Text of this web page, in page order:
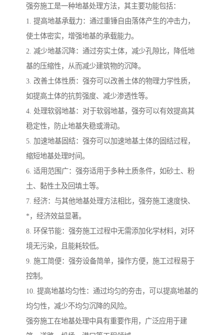
强夯施工是一种地基处理方法，其主要功能包括：
1. 提高地基承载力：通过重锤自由落体产生的冲击力，
使土体密实，增强地基的承载能力。
2. 减少地基沉降：通过夯实土体，减少孔隙比，降低地
基的压缩性，从而减少建筑物的沉降。
3. 改善土体性质：强夯可以改善土体的物理力学性质，
如提高土体的抗剪强度、减少渗透性等。
4. 处理软弱地基：对于软弱地基，强夯可以有效提高其
稳定性，防止地基失稳或滑动。
5. 加速地基固结：强夯可以加速地基土体的固结过程，
缩短地基处理时间。
6. 适用范围广：强夯适用于多种土质条件，如砂土、粉
土、黏性土及回填土等。
7. 经济：与其他地基处理方法相比，强夯施工速度快、
*，经济效益显著。
8. 环保节能：强夯施工过程中无需添加化学材料，对环
境无污染，且能耗较低。
9. 施工简便：强夯设备简单，操作方便，施工过程易于
控制。
10. 提高地基均匀性：通过均匀的夯击，可以提高地基的
均匀性，减少不均匀沉降的风险。
强夯施工在地基处理中具有重要作用，广泛应用于建